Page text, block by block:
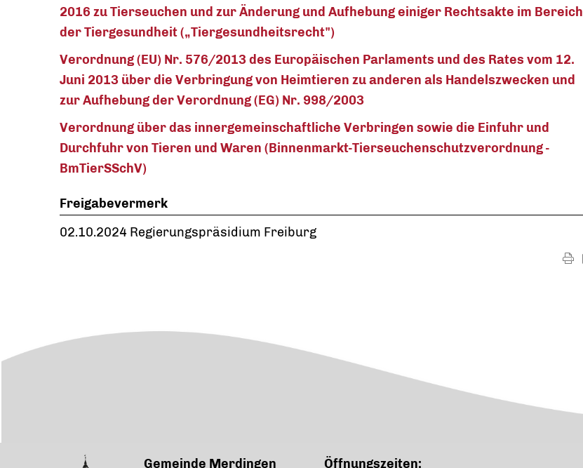
2016 zu Tierseuchen und zur Änderung und Aufhebung einiger Rechtsakte im Bereich
der Tiergesundheit („Tiergesundheitsrecht")
Verordnung (EU) Nr. 576/2013 des Europäischen Parlaments und des Rates vom 12.
Juni 2013 über die Verbringung von Heimtieren zu anderen als Handelszwecken und
zur Aufhebung der Verordnung (EG) Nr. 998/2003
Verordnung über das innergemeinschaftliche Verbringen sowie die Einfuhr und
Durchfuhr von Tieren und Waren (Binnenmarkt-Tierseuchenschutzverordnung -
BmTierSSchV)
Freigabevermerk
02.10.2024 Regierungspräsidium Freiburg
Gemeinde Merdingen Öffnungszeiten: